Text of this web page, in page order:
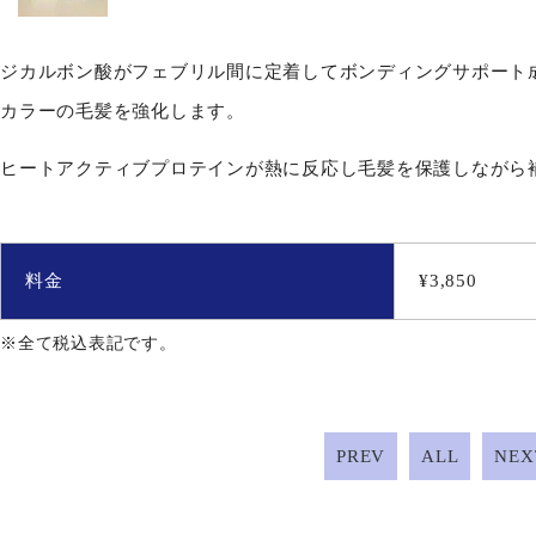
ジカルボン酸がフェブリル間に定着してボンディングサポー
カラーの毛髪を強化します。
ヒートアクティブプロテインが熱に反応し毛髪を保護しながら
料金 ¥3,850
※全て税込表記です。
PREV ALL